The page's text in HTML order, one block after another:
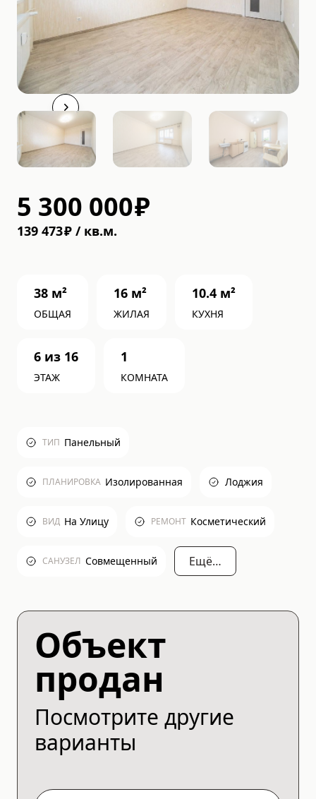
5 300 000₽
139 473₽ / кв.м.
38 м²
ОБЩАЯ
16 м²
ЖИЛАЯ
10.4 м²
КУХНЯ
6 из 16
ЭТАЖ
1
КОМНАТА
ТИП Панельный
ПЛАНИРОВКА Изолированная Лоджия
ВИД На Улицу РЕМОНТ Косметический
САНУЗЕЛ Совмещенный Ещё…
Объект
продан
Посмотрите другие
варианты